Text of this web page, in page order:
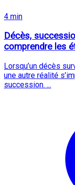
4 min
Décès,
comprendre les
Lorsqu’un décès
une autre réalité
succession. ...